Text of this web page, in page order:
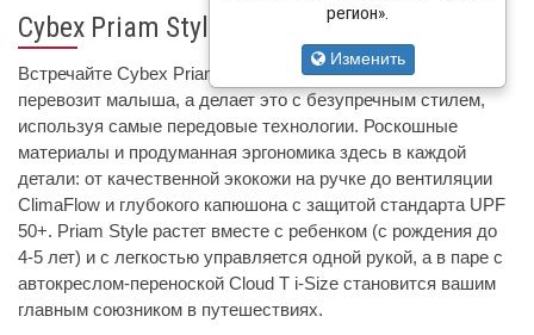
регион».
Изменить
Cybex Priam Style + Cloud T i-Size
Встречайте Cybex Priam Style – коляску, которая не просто
перевозит малыша, а делает это с безупречным стилем,
используя самые передовые технологии. Роскошные
материалы и продуманная эргономика здесь в каждой
детали: от качественной экокожи на ручке до вентиляции
ClimaFlow и глубокого капюшона с защитой стандарта UPF
50+. Priam Style растет вместе с ребенком (с рождения до
4-5 лет) и с легкостью управляется одной рукой, а в паре с
автокреслом-переноской Cloud T i-Size становится вашим
главным союзником в путешествиях.